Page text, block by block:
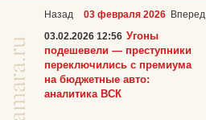
Назад 03 февраля 2026 Вперед
03.02.2026 12:56 Угоны
подешевели — преступники
переключились с премиума
на бюджетные авто:
аналитика ВСК